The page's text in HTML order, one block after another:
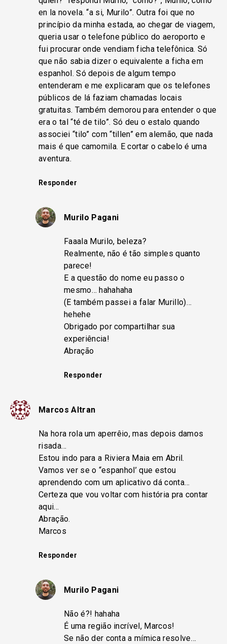
en la novela. “a si, Murilo”. Outra foi que no
princípio da minha estada, ao chegar de viagem,
queria usar o telefone público do aeroporto e
fui procurar onde vendiam ficha telefônica. Só
que não sabia dizer o equivalente a ficha em
espanhol. Só depois de algum tempo
entenderam e me explicaram que os telefones
públicos de lá faziam chamadas locais
gratuitas. Também demorou para entender o que
era o tal “té de tilo”. Só deu o estalo quando
associei “tilo” com “tillen” em alemão, que nada
mais é que camomila. E cortar o cabelo é uma
aventura.
Responder
Murilo Pagani
Faaala Murilo, beleza?
Realmente, não é tão simples quanto
parece!
E a questão do nome eu passo o
mesmo… hahahaha
(E também passei a falar Murillo)…
hehehe
Obrigado por compartilhar sua
experiência!
Abração
Responder
Marcos Altran
Na hora rola um aperrêio, mas depois damos
risada…
Estou indo para a Riviera Maia em Abril.
Vamos ver se o “espanhol’ que estou
aprendendo com um aplicativo dá conta…
Certeza que vou voltar com história pra contar
aqui…
Abração.
Marcos
Responder
Murilo Pagani
Não é?! hahaha
É uma região incrível, Marcos!
Se não der conta a mímica resolve…